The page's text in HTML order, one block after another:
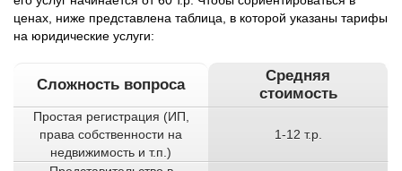
ценах, ниже представлена таблица, в которой указаны тарифы
на юридические услуги:
Сложность вопроса
Средняя
стоимость
Простая регистрация (ИП,
права собственности на
недвижимость и т.п.)
1-12 т.р.